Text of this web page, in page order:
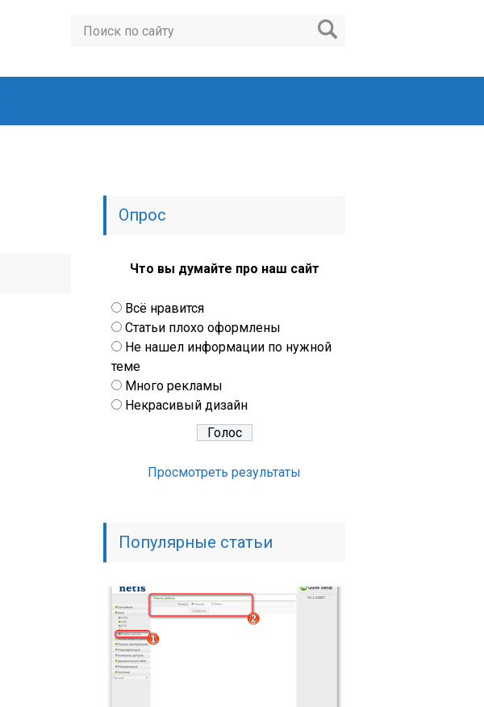
Опрос
Что вы думайте про наш сайт
Всё нравится
Статьи плохо оформлены
Не нашел информации по нужной
теме
Много рекламы
Некрасивый дизайн
Просмотреть результаты
Популярные статьи